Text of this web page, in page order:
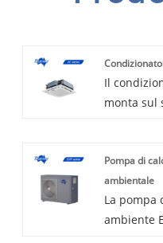
Il
monta sul
un'ampia
sistema
e
Pompa di
ambientale
La pompa
ambiente